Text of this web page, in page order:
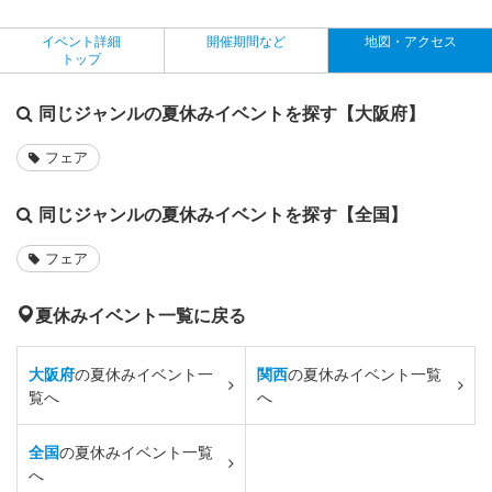
イベント詳細
トップ
開催期間など 地図・アクセス
同じジャンルの夏休みイベントを探す【大阪府】
フェア
同じジャンルの夏休みイベントを探す【全国】
フェア
夏休みイベント一覧に戻る
大阪府の夏休みイベント一
覧へ
関西の夏休みイベント一覧
へ
全国の夏休みイベント一覧
へ